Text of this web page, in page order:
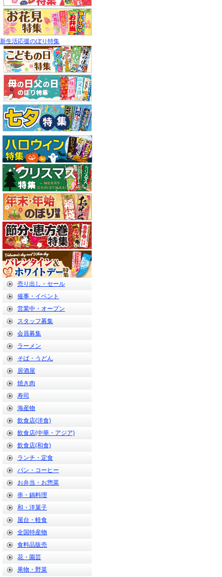
新生活応援のぼり特集
売り出し・セール
催事・イベント
営業中・オープン
スタッフ募集
会員募集
ラーメン
そば・うどん
居酒屋
焼き肉
寿司
海産物
飲食店(洋食)
飲食店(中華・アジア)
飲食店(和食)
ランチ・定食
パン・コーヒー
お弁当・お惣菜
串・鍋料理
和・洋菓子
屋台・軽食
全国特産物
食料品販売
花・園芸
果物・野菜